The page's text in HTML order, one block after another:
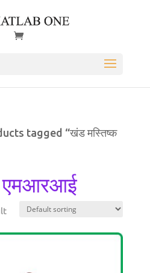
tagged “खंड मस्तिष्क
एमआरआई